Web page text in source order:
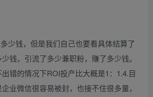
少钱，但是我们自己也要看具体结算了
钱，引流了多少兼职粉，赚了多少钱。
错的情况下ROI投产比大概是1：1.4.目
业微信很容易被封，也接不住很多量，